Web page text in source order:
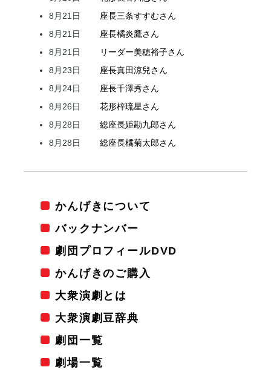
8月21日
座長三条すすむさん
8月21日
座長橘炎鷹さん
8月21日
リーダー美穂裕子さん
8月23日
座長真田涼兒さん
8月24日
座長千澤秀さん
8月26日
花形梓琉星さん
8月28日
総座長姫勘九郎さん
8月28日
総座長橘菊太郎さん
かんげきについて
バックナンバー
劇団プロフィールDVD
かんげきのご購入
大衆演劇とは
大衆演劇豆辞典
劇団一覧
劇場一覧